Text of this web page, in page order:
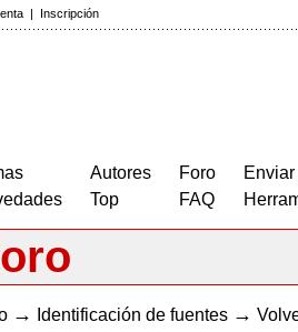
| Inscripción
Autores
Top
Foro
FAQ
→ Identificación de fuentes →